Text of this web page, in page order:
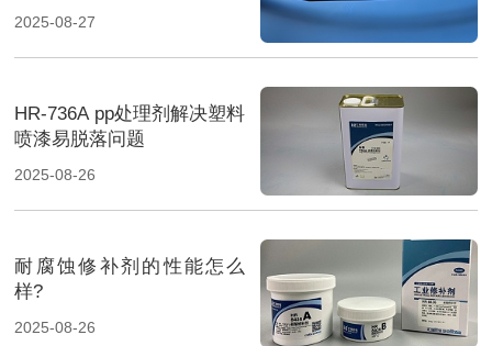
字迹清晰如新
2025-08-27
HR-736A pp处理剂解决塑料
喷漆易脱落问题
2025-08-26
耐腐蚀修补剂的性能怎么
样?
2025-08-26